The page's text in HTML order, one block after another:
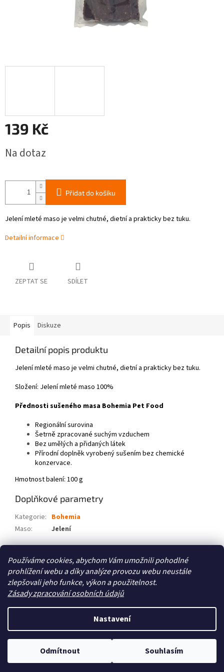
Používáme cookies, abychom Vám umožnili pohodlné
prohlížení webu a díky analýze provozu webu neustále
zlepšovali jeho funkce, výkon a použitelnost.
Zásady zpracování osobních údajů
Nastavení
Odmítnout Souhlasím
139 Kč
cena:
Na dotaz
Přidat do košíku
Jelení mleté maso je velmi chutné, dietní a prakticky bez tuku.
Detailní informace
ZEPTAT SE SDÍLET
Popis Diskuze
Detailní popis produktu
Jelení mleté maso je velmi chutné, dietní a prakticky bez tuku.
Složení: Jelení mleté maso 100%
Přednosti sušeného masa Bohemia Pet Food
Regionální surovina
Šetrně zpracované suchým vzduchem
Bez umělých a přidaných látek
Přírodní doplněk vyrobený sušením bez chemické
konzervace.
Hmotnost balení: 100 g
Doplňkové parametry
Kategorie: Bohemia
Maso: Jelení
Zboží.cz Heureka.cz
Vytvořil Shoptet
Copyright 2026 . Všechna práva vyhrazena.